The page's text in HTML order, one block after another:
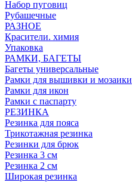
Набор пуговиц
Рубашечные
РАЗНОЕ
Красители. химия
Упаковка
РАМКИ, БАГЕТЫ
Багеты универсальные
Рамки для вышивки и мозаики
Рамки для икон
Рамки с паспарту
РЕЗИНКА
Резинка для пояса
Трикотажная резинка
Резинки для брюк
Резинка 3 см
Резинка 2 см
Широкая резинка